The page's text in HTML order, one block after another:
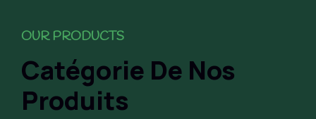
OUR PRODUCTS
Catégorie De Nos
Produits